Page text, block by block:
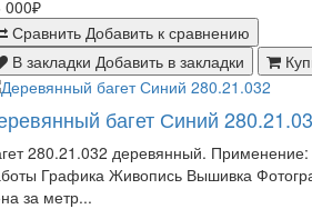
000₽
Сравнить Добавить к сравнению
В закладки Добавить в закладки
багет Синий
280.21.032 деревянный.
Графика Живопись Вышивка
за метр...